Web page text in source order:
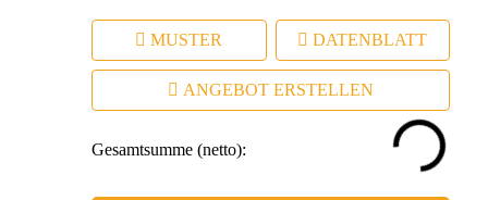
MUSTER DATENBLATT
ANGEBOT ERSTELLEN
Gesamtsumme (netto):